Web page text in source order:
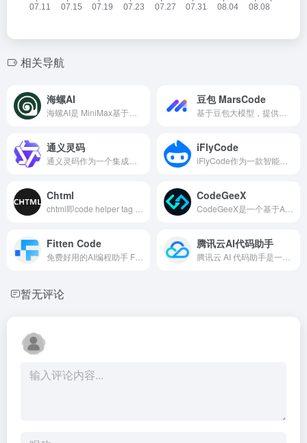
相关导航
海螺AI 豆包 MarsCode
通义灵码 iFlyCode
Chtml CodeGeeX
Fitten Code 腾讯云AI代码助手
暂无评论